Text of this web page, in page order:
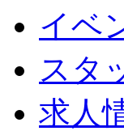
イベ
スタ
求人